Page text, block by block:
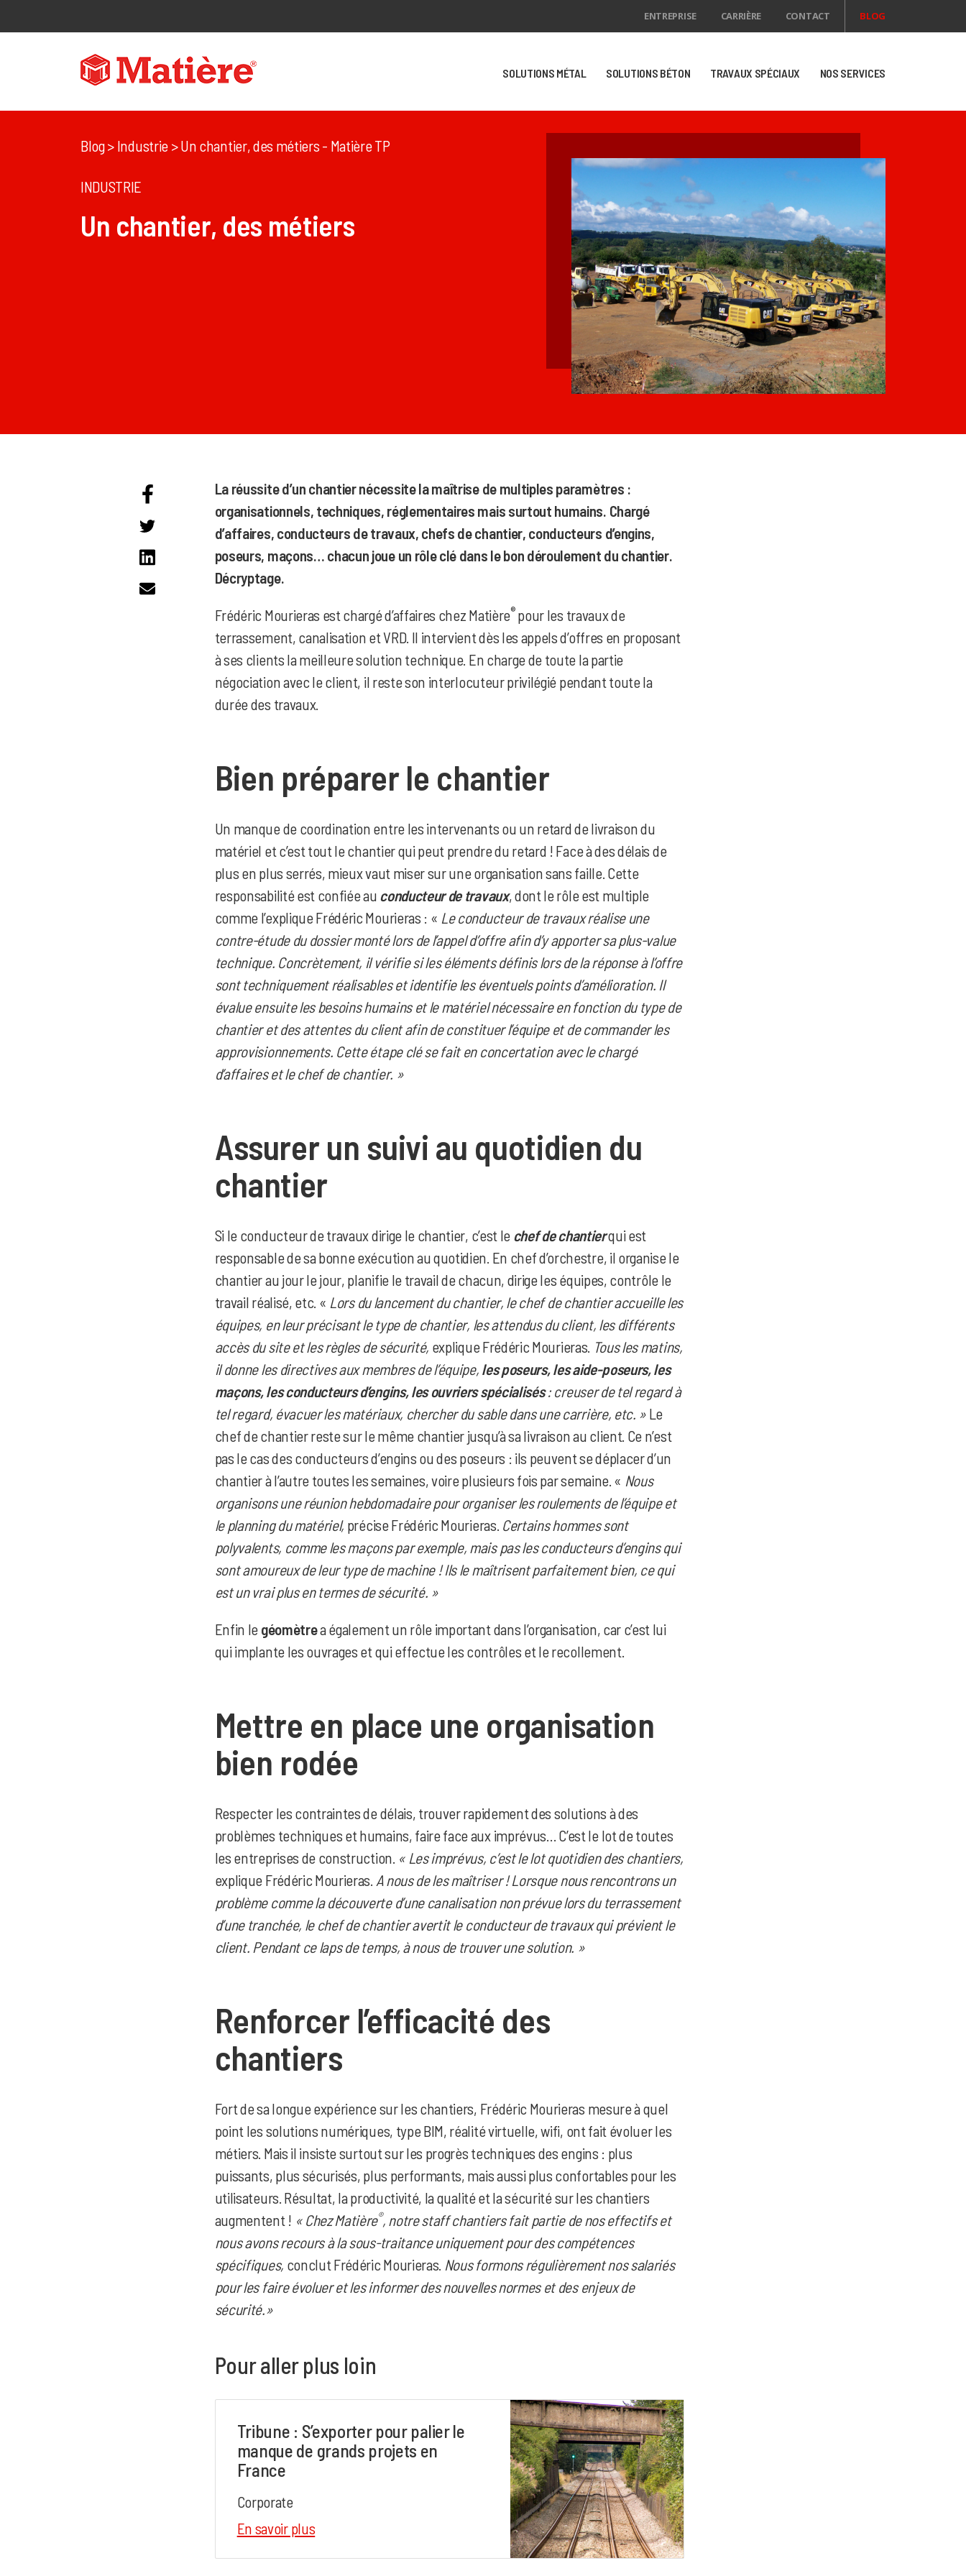
ENTREPRISE CARRIÈRE CONTACT BLOG
SOLUTIONS MÉTAL SOLUTIONS BÉTON TRAVAUX SPÉCIAUX NOS SERVICES
Blog> Industrie > Un chantier, des métiers - Matière TP
INDUSTRIE
Un chantier, des métiers
La réussite d’un chantier nécessite la maîtrise de multiples paramètres :
organisationnels, techniques, réglementaires mais surtout humains. Chargé
d’affaires, conducteurs de travaux, chefs de chantier, conducteurs d’engins,
poseurs, maçons… chacun joue un rôle clé dans le bon déroulement du chantier.
Décryptage.
Frédéric Mourieras est chargé d’affaires chez Matière®pour les travaux de
terrassement, canalisation et VRD. Il intervient dès les appels d’offres en proposant
à ses clients la meilleure solution technique. En charge de toute la partie
négociation avec le client, il reste son interlocuteur privilégié pendant toute la
durée des travaux.
Bien préparer le chantier
Un manque de coordination entre les intervenants ou un retard de livraison du
matériel et c’est tout le chantier qui peut prendre du retard ! Faceà des délais de
plus en plus serrés, mieux vaut miser sur une organisation sans faille. Cette
responsabilité est confiée au conducteur de travaux, dont le rôle est multiple
comme l’explique Frédéric Mourieras : « Le conducteur de travaux réalise une
contre-étude du dossier monté lors de l’appel d’offre afin d’y apporter sa plus-value
technique. Concrètement, il vérifie si les éléments définis lors de la réponse à l’offre
sont techniquement réalisables et identifie les éventuels points d’amélioration. Il
évalue ensuite les besoins humains et le matériel nécessaire en fonction du type de
chantier et des attentes du client afin de constituer l’équipe et de commander les
approvisionnements. Cette étape clé se fait en concertation avec le chargé
d’affaires et le chef de chantier. »
Assurer un suivi au quotidien du
chantier
Si le conducteur de travaux dirige le chantier, c’est le chef de chantierqui est
responsable de sa bonne exécution au quotidien. En chef d’orchestre, il organise le
chantier au jour le jour, planifie le travail de chacun, dirige les équipes, contrôle le
travail réalisé, etc. « Lors du lancement du chantier, le chef de chantier accueille les
équipes, en leur précisant le type de chantier, les attendus du client, les différents
accès du site et les règles de sécurité, explique Frédéric Mourieras. Tous les matins,
il donne les directives aux membres de l’équipe, les poseurs, les aide-poseurs, les
maçons, les conducteurs d’engins, les ouvriers spécialisés: creuser de tel regard à
tel regard, évacuer les matériaux, chercher du sable dans une carrière, etc. » Le
chef de chantier reste sur le même chantier jusqu’à sa livraison au client. Ce n’est
pas le cas des conducteurs d’engins ou des poseurs : ils peuvent se déplacer d’un
chantier à l’autre toutes les semaines, voire plusieurs fois par semaine. « Nous
organisons une réunion hebdomadaire pour organiser les roulements de l’équipe et
le planning du matériel, précise Frédéric Mourieras. Certains hommes sont
polyvalents, comme les maçons par exemple, mais pas les conducteurs d’engins qui
sont amoureux de leur type de machine ! Ils le maîtrisent parfaitement bien, ce qui
est un vrai plus en termes de sécurité. »
Enfin le géomètrea également un rôle important dans l’organisation, car c’est lui
qui implante les ouvrages et qui effectue les contrôles et le recollement.
Mettre en place une organisation
bien rodée
Respecter les contraintes de délais, trouver rapidement des solutions à des
problèmes techniques et humains, faire face aux imprévus… C’est le lot de toutes
les entreprises de construction. « Les imprévus, c’est le lot quotidien des chantiers,
explique Frédéric Mourieras. A nous de les maîtriser ! Lorsque nous rencontrons un
problème comme la découverte d’une canalisation non prévue lors du terrassement
d’une tranchée, le chef de chantier avertit le conducteur de travaux qui prévient le
client. Pendant ce laps de temps, à nous de trouver une solution. »
Renforcer l’efficacité des
chantiers
Fort de sa longue expérience sur les chantiers, Frédéric Mourieras mesure à quel
point les solutions numériques, type BIM, réalité virtuelle, wifi, ont fait évoluer les
métiers. Mais il insiste surtout sur les progrès techniques des engins : plus
puissants, plus sécurisés, plus performants, mais aussi plus confortables pour les
utilisateurs. Résultat, la productivité, la qualité et la sécurité sur les chantiers
augmentent ! « Chez Matière®, notre staff chantiers fait partie de nos effectifs et
nous avons recours à la sous-traitance uniquement pour des compétences
spécifiques, conclut Frédéric Mourieras. Nous formons régulièrement nos salariés
pour les faire évoluer et les informer des nouvelles normes et des enjeux de
sécurité.»
Pour aller plus loin
Tribune : S’exporter pour palier le
manque de grands projets en
France
Corporate
En savoir plus